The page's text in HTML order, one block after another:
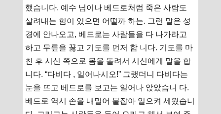
했습니다. 예수 님이나 베드로처럼 죽은 사람도
살려내는 힘이 있으면 어떨까 하는. 그런 말은 성
경에 안나오고, 베드로는 사람들을 다 나가라고
하고 무릎을 꿇고 기도를 먼저 합 니다. 기도를 마
친 후 시신 쪽으로 몸을 돌려서 시신에게 말을 합
니다. “다비다 , 일어나시오!” 그랬더니 다비다는
눈을 뜨고 베드로를 보고는 일어나 앉았습니 다.
베드로 역시 손을 내밀어 붙잡아 일으켜 세웠습니